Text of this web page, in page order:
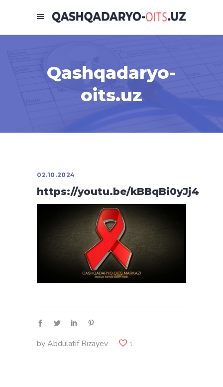
Qashqadaryo-
oits.uz
02.10.2024
https://youtu.be/kBBqBi0yJj4
byAbdulatif Rizayev 1